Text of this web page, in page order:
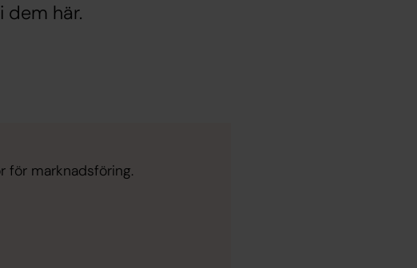
dem här.
för marknadsföring.